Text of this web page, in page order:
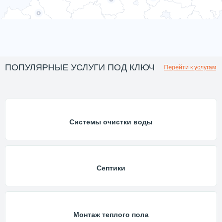
ПОПУЛЯРНЫЕ УСЛУГИ ПОД КЛЮЧ Перейти к услугам
Системы очистки воды
Септики
Монтаж теплого пола